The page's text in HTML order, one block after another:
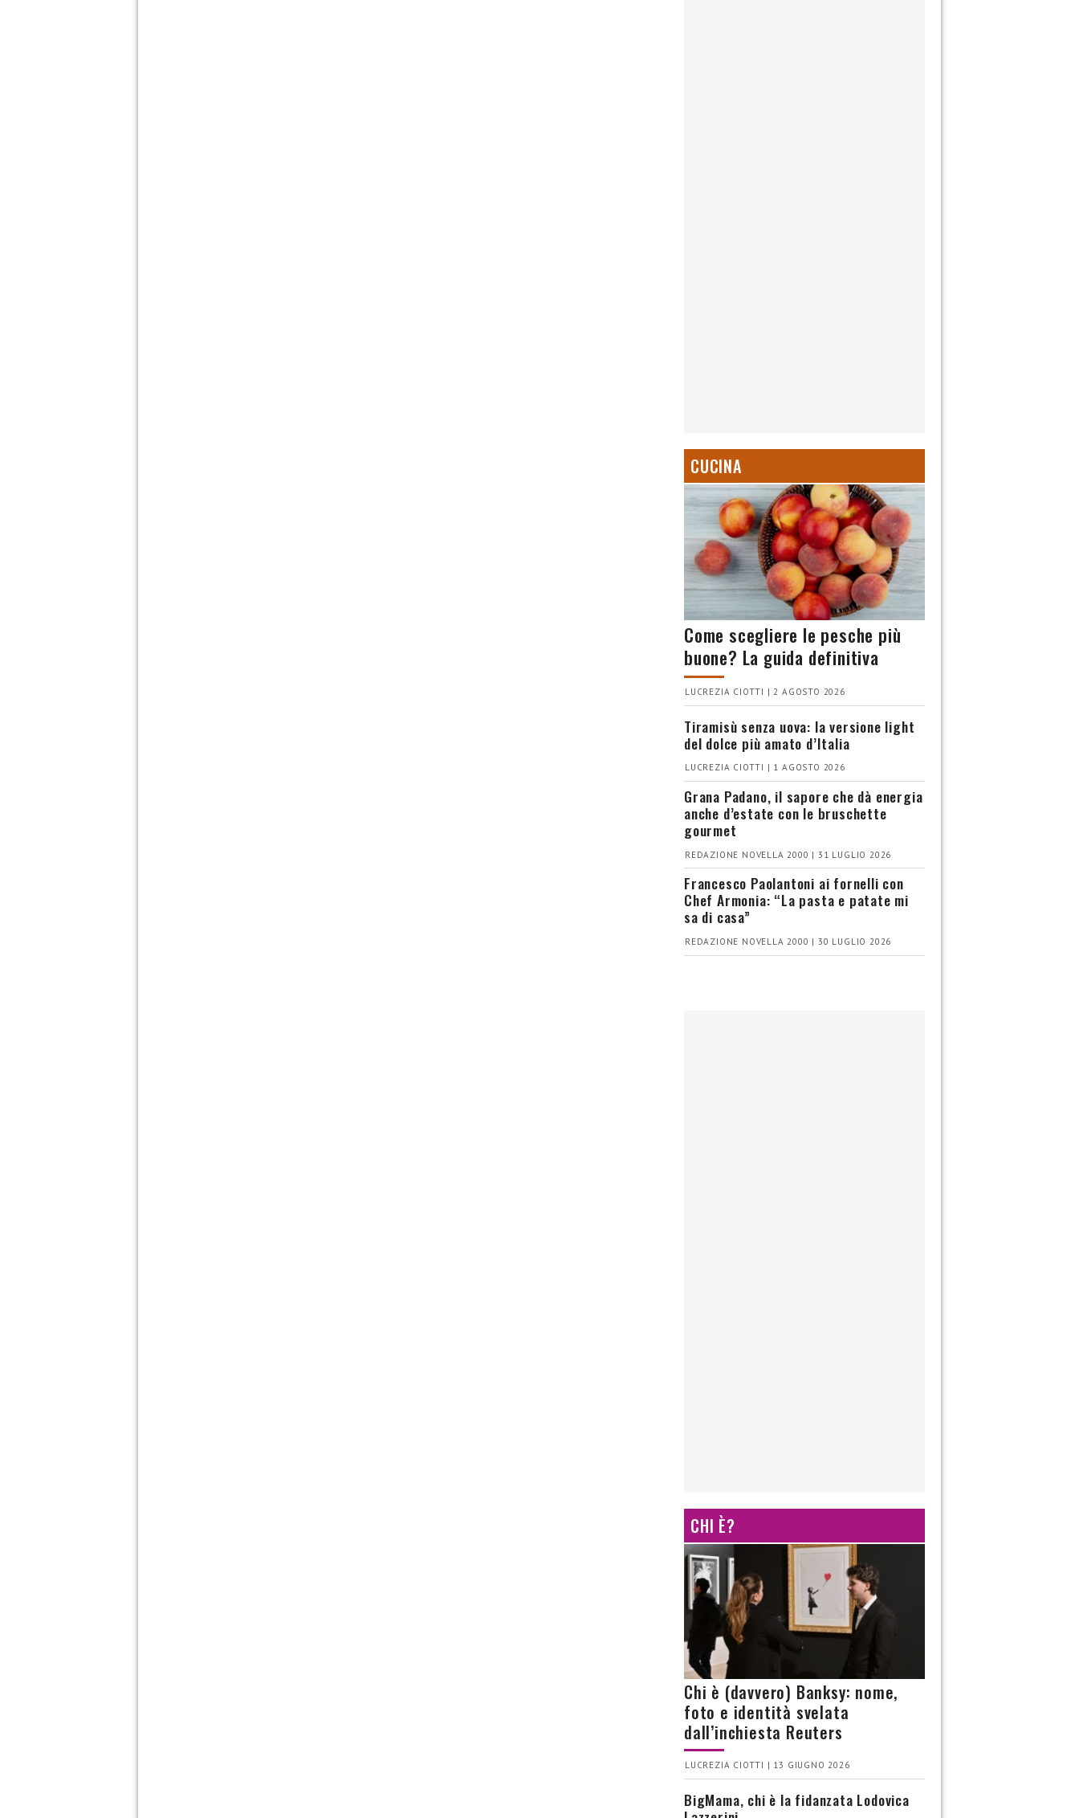
CUCINA
Come scegliere le pesche più
buone? La guida definitiva
LUCREZIA CIOTTI | 2 AGOSTO 2026
Tiramisù senza uova: la versione light
del dolce più amato d’Italia
LUCREZIA CIOTTI | 1 AGOSTO 2026
Grana Padano, il sapore che dà energia
anche d’estate con le bruschette
gourmet
REDAZIONE NOVELLA 2000 | 31 LUGLIO 2026
Francesco Paolantoni ai fornelli con
Chef Armonia: “La pasta e patate mi
sa di casa”
REDAZIONE NOVELLA 2000 | 30 LUGLIO 2026
CHI È?
Chi è (davvero) Banksy: nome,
foto e identità svelata
dall’inchiesta Reuters
LUCREZIA CIOTTI | 13 GIUGNO 2026
BigMama, chi è la fidanzata Lodovica